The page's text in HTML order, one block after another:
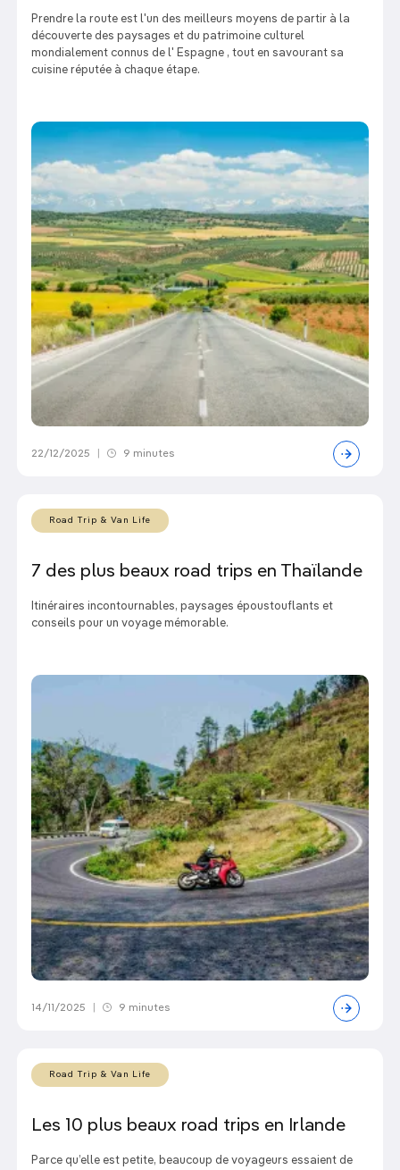
Prendre la route est l'un des meilleurs moyens de partir à la
découverte des paysages et du patrimoine culturel
mondialement connus de l' Espagne , tout en savourant sa
cuisine réputée à chaque étape.
22/12/2025 9 minutes
Road Trip & Van Life
7 des plus beaux road trips en Thaïlande
Itinéraires incontournables, paysages époustouflants et
conseils pour un voyage mémorable.
14/11/2025 9 minutes
Road Trip & Van Life
Les 10 plus beaux road trips en Irlande
Parce qu’elle est petite, beaucoup de voyageurs essaient de